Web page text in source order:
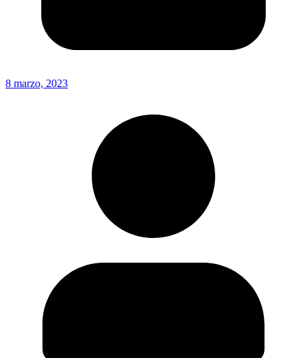
8 marzo, 2023